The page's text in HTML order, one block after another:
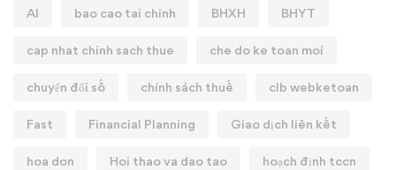
AI bao cao tai chinh BHXH BHYT
cap nhat chinh sach thue che do ke toan moi
chuyển đổi số chính sách thuế clb webketoan
Fast Financial Planning Giao dịch liên kết
hoa don Hoi thao va dao tao hoạch định tccn